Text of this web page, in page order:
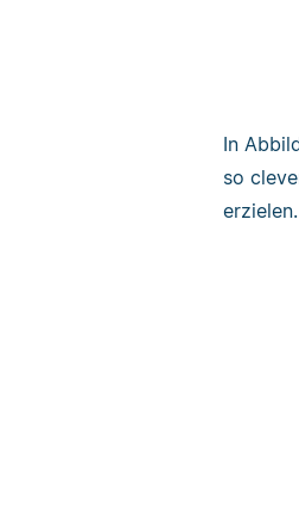
In
so
erzielen.